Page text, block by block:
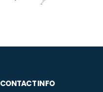
CONTACT INFO